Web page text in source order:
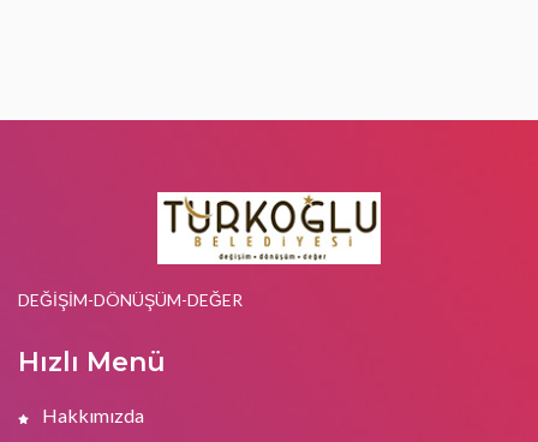
DEĞİŞİM-DÖNÜŞÜM-DEĞER
Hızlı Menü
Hakkımızda